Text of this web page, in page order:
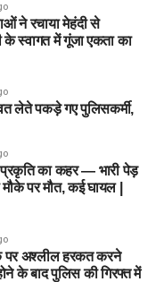
ने रचाया मेहंदी से
के स्वागत में गूंजा एकता का
लेते पकड़े गए पुलिसकर्मी,
का कहर — भारी पेड़
पर मौत, कई घायल |
पर अश्लील हरकत करने
के बाद पुलिस की गिरफ्त में